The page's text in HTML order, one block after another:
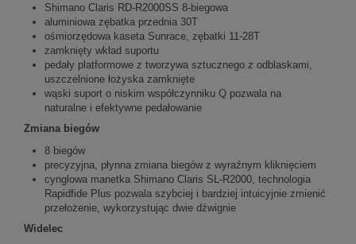
Shimano Claris RD-R2000SS 8-biegowa
aluminiowa zębatka przednia 30T
ośmiorzędowa kaseta Sunrace, zębatki 11-28T
zamknięty wkład suportu
pedały platformowe z tworzywa sztucznego z odblaskami,
uszczelnione łożyska zamknięte
wąski suport o niskim współczynniku Q pozwala na
naturalne i efektywne pedałowanie
Zmiana biegów
8 biegów
precyzyjna, płynna zmiana biegów z wyraźnym kliknięciem
cynglowa manetka Shimano Claris SL-R2000, technologia
Rapidfide Plus pozwala szybciej i bardziej intuicyjnie zmienić
przełożenie, wykorzystując dwie dźwignie
Widelec